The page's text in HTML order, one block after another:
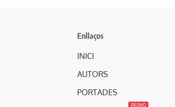
Enllaços
INICI
AUTORS
PORTADES
PROMO